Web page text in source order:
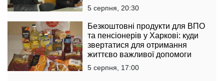
5 серпня, 20:30
Безкоштовні продукти для ВПО
та пенсіонерів у Харкові: куди
звертатися для отримання
життєво важливої допомоги
5 серпня, 17:00